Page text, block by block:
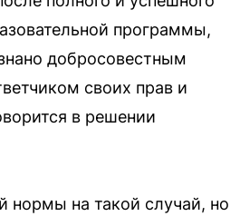
программы,
добросовестным
своих прав и
в решении
нормы на такой случай, но